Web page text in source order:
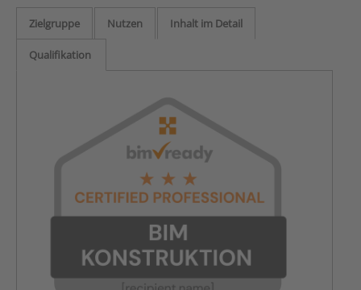
Zielgruppe Nutzen Inhalt im Detail
Qualifikation